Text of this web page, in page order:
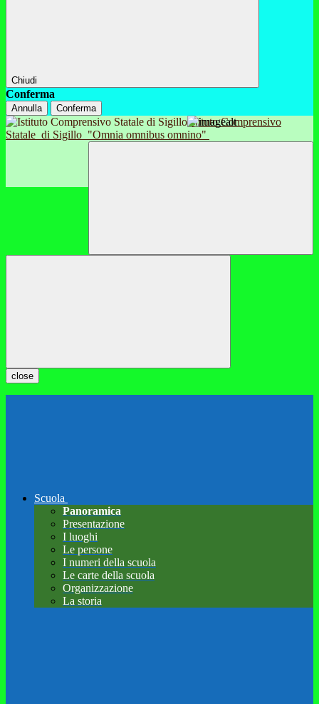
Chiudi
Conferma
Annulla Conferma
Istituto Comprensivo
Statale di Sigillo "Omnia omnibus omnino"
close
Scuola
Panoramica
Presentazione
I luoghi
Le persone
I numeri della scuola
Le carte della scuola
Organizzazione
La storia